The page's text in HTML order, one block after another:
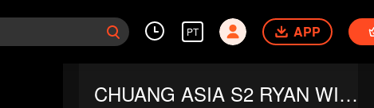
PT APP
CHUANG ASIA S2 RYAN WINTER